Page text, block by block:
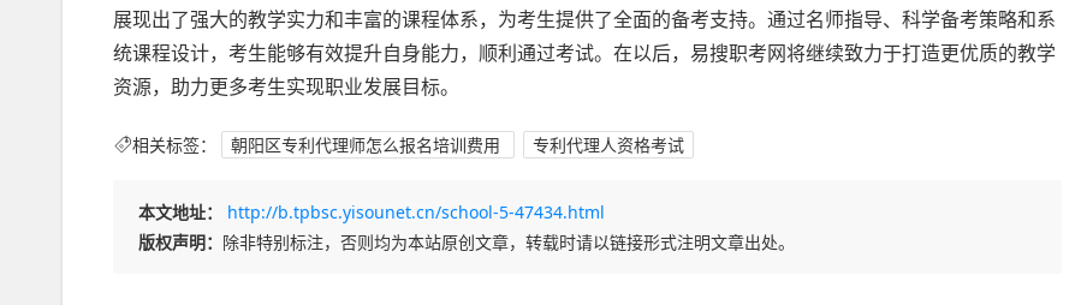
展现出了强大的教学实力和丰富的课程体系，为考生提供了全面的备考支持。通过名师指导、科学备考策略和系
统课程设计，考生能够有效提升自身能力，顺利通过考试。在以后，易搜职考网将继续致力于打造更优质的教学
资源，助力更多考生实现职业发展目标。
相关标签： 朝阳区专利代理师怎么报名培训费用 专利代理人资格考试
本文地址：
http://b.tpbsc.yisounet.cn/school-5-47434.html
版权声明： 除非特别标注，否则均为本站原创文章，转载时请以链接形式注明文章出处。